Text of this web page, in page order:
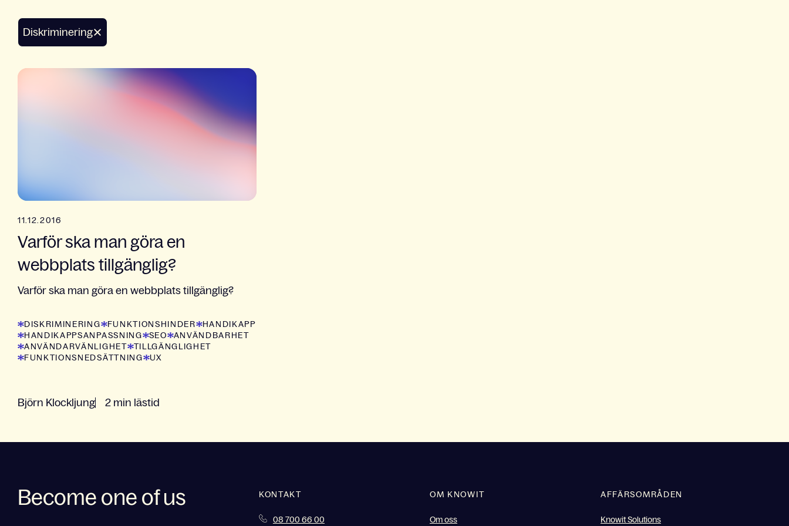
diskriminering
11.12.2016
Varför ska man göra en
webbplats tillgänglig?
Varför ska man göra en webbplats tillgänglig?
DISKRIMINERING FUNKTIONSHINDER
HANDIKAPP
HANDIKAPPSANPASSNING
SEO
ANVÄNDBARHET
ANVÄNDARVÄNLIGHET
TILLGÄNGLIGHET
FUNKTIONSNEDSÄTTNING
UX
Björn Klockljung 2 min lästid
Become one of us KONTAKT
08 700 66 00
OM KNOWIT
Om oss
AFFÄRSOMRÅDEN
Knowit Solutions